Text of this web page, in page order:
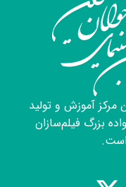
مرکز آموزش و تولید
بزرگ فیلم‌سازان
است.